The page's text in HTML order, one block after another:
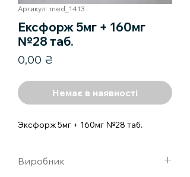
Артикул: med_1413
Ексфорж 5мг + 160мг
№28 таб.
0,00 ₴
Немає в наявності
Эксфорж 5мг + 160мг №28 таб.
Виробник